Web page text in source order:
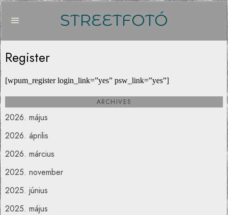
STREETFOTÓ
Register
[wpum_register login_link=”yes” psw_link=”yes”]
ARCHIVES
2026. május
2026. április
2026. március
2025. november
2025. június
2025. május